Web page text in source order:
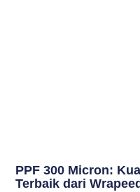
PPF 300 Micron:
Terbaik dari Wrapeed